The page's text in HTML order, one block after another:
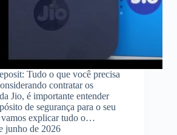
Tudo o que você precisa
contratar os
Jio, é importante entender
de segurança para o seu
explicar tudo o…
junho de 2026